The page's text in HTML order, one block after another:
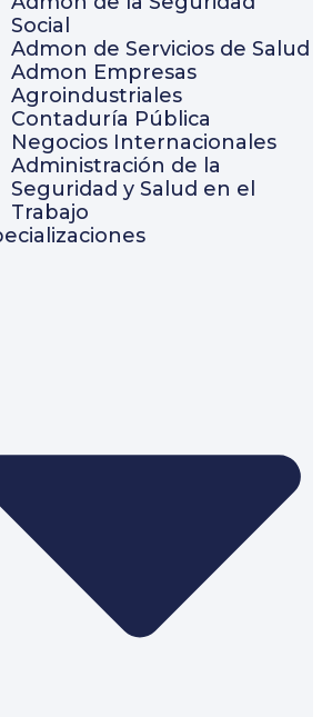
Social
Admon de Servicios de Salud
Admon Empresas
Agroindustriales
Contaduría Pública
Negocios Internacionales
Administración de la
Seguridad y Salud en el
Trabajo